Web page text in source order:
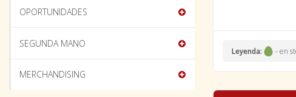
Leyenda: - en
OPORTUNIDADES
SEGUNDA MANO
MERCHANDISING